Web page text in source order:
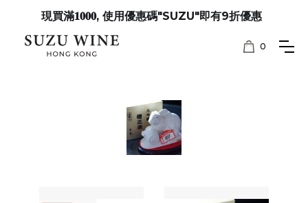
現買滿𝟏𝟎𝟎𝟎, 使用優惠碼"SUZU"即有9折優惠
0